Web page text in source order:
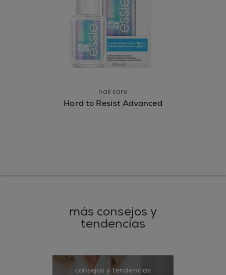
nail care
Hard to Resist Advanced
más consejos y
tendencias
consejos y tendencias